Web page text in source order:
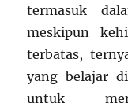
termasuk
meskipun
terbatas,
yang belajar
untuk